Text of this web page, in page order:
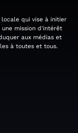
locale qui vise à initier
mission d'intérêt
aux médias et
à toutes et tous.